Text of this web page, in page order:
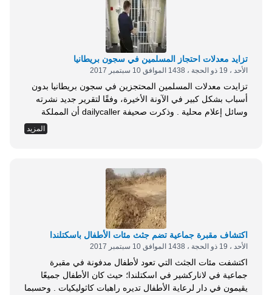
تزايد معدلات احتجاز المسلمين في سجون بريطانيا
الأحد ، 19 ذو الحجة ، 1438 الموافق 10 سبتمبر 2017
تزايدت معدلات المسلمين المحتجزين في سجون بريطانيا بدون
أسباب بشكل كبير في الآونة الأخيرة، وفقًا لتقرير جديد نشرته
وسائل إعلام محلية . وذكرت صحيفة dailycaller أن المملكة
المتحدة شهدت زيادة بنسبة 50% في عدد المحتجزين بالسجون،
خلال الأعوام العشرة الماضية، بيد أن الخبراء قالوا إن التطرف
المزيد
اكتشاف مقبرة جماعية تضم جثث مئات الأطفال باسكتلندا
الأحد ، 19 ذو الحجة ، 1438 الموافق 10 سبتمبر 2017
اكتشفت مئات الجثث التي تعود لأطفال مدفونة في مقبرة
جماعية في لاناركشير في اسكتلندا؛ حيث كان الأطفال جميعًا
يقيمون في دار لرعاية الأطفال تديره راهبات كاثوليكيات . وحسبما